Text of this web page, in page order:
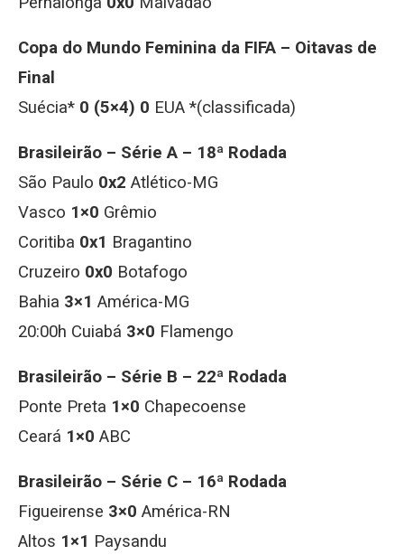
Copa do Mundo Feminina da FIFA – Oitavas de
Final
Suécia* 0 (5×4) 0 EUA *(classificada)
Brasileirão – Série A – 18ª Rodada
São Paulo 0x2 Atlético-MG
Vasco 1×0 Grêmio
Coritiba 0x1 Bragantino
Cruzeiro 0x0 Botafogo
Bahia 3×1 América-MG
20:00h Cuiabá 3×0 Flamengo
Brasileirão – Série B – 22ª Rodada
Ponte Preta 1×0 Chapecoense
Ceará 1×0 ABC
Brasileirão – Série C – 16ª Rodada
Figueirense 3×0 América-RN
Altos 1×1 Paysandu